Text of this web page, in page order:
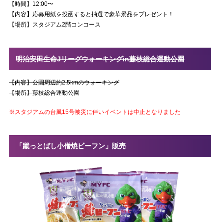
【時間】12:00〜
【内容】 応募用紙を投函すると抽選で豪華景品をプレゼント！
【場所】スタジアム2階コンコース
明治安田生命Jリーグウォーキングin藤枝総合運動公園
【内容】公園周辺約2.5kmのウォーキング
【場所】藤枝総合運動公園
※スタジアムの台風15号被災に伴いイベントは中止となりました
「蹴っとばし小僧焼ビーフン」販売